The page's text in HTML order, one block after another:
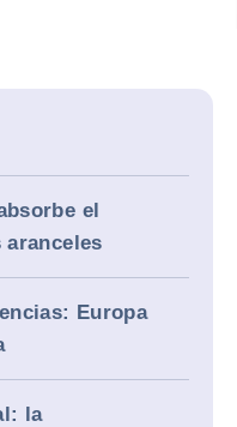
el
aranceles
Europa
la